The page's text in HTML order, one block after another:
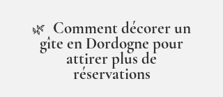
🌿 Comment décorer un
gîte en Dordogne pour
attirer plus de
réservations